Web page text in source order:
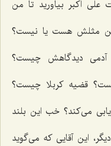
اكبر بیاورید تا من
مثلش هست یا نیست؟
دیدگاهش چیست؟
قضیه كربلا چیست؟
می‌كند؟ خب این بلند
این آقایی كه می‌گوید